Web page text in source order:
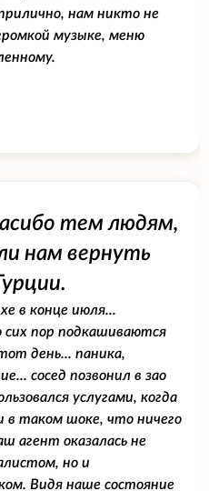
нам никто не
музыке, меню
тем людям,
нам вернуть
в конце июля...
сих пор подкашиваются
день... паника,
сосед позвонил в зао
услугами, когда
таком шоке, что ничего
агент оказалась не
но и
Видя наше состояние